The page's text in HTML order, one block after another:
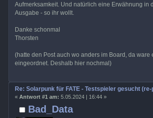
Aufmerksamkeit. Und natürlich eine Erwähnung in
Ausgabe - so ihr wollt.
Danke schonmal
Thorsten
(hatte den Post auch wo anders im Board, da ware
eingeordnet. Deshalb hier nochmal)
Bad_Data
Re: Solarpunk für FATE - Testspieler gesucht
« Antwort #1 am: 5.05.2024 | 16:44 »